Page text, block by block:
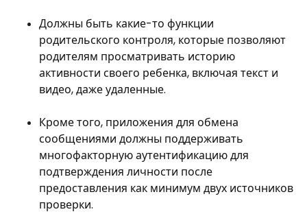
Должны быть какие-то функции
родительского контроля, которые позволяют
родителям просматривать историю
активности своего ребенка, включая текст и
видео, даже удаленные.
Кроме того, приложения для обмена
сообщениями должны поддерживать
многофакторную аутентификацию для
подтверждения личности после
предоставления как минимум двух источников
проверки.